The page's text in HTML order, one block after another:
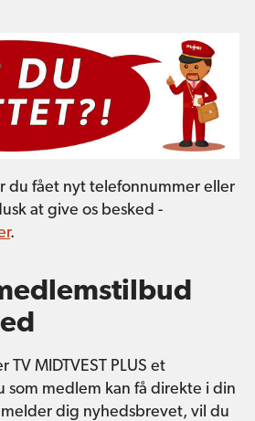
du fået nyt telefonnummer eller
at give os besked -
.
MIDTVEST PLUS et
som medlem kan få direkte i din
dig nyhedsbrevet, vil du